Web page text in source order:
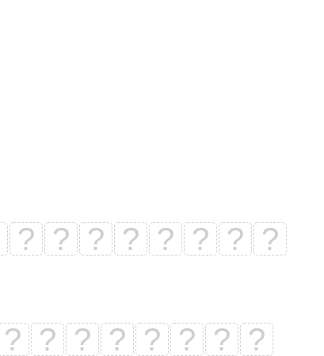
? ? ? ? ? ? ? ?
? ? ? ? ? ? ? ?